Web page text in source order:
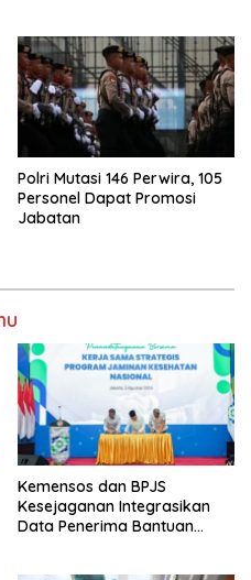
Polri Mutasi 146 Perwira, 105
Personel Dapat Promosi
Jabatan
Kemensos dan BPJS
Kesejaganan Integrasikan
Data Penerima Bantuan